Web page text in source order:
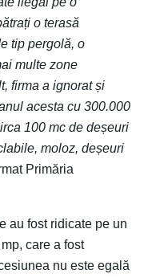
o terasă
tip pergolă, o
multe zone
firma a ignorat și
acesta cu 300.000
100 mc de deșeuri
moloz, deșeuri
Primăria
au fost ridicate pe un
care a fost
nu este egală